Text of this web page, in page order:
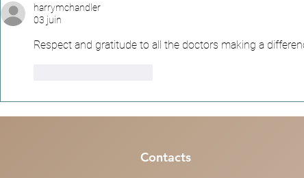
les bonnes œuvres,comme le feu
consume le bois"
harrymchandler
03 juin
Respect and gratitude to all the doctors making a
Contacts